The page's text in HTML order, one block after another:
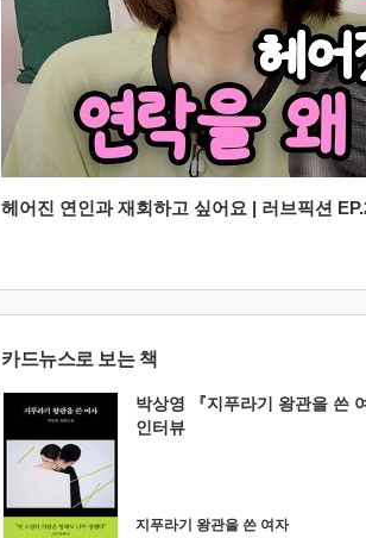
헤어진 연인과 재회하고 싶어요 | 러브픽션
카드뉴스로 보는 책
박상영 『지푸라기 왕관을 쓴
인터뷰
지푸라기 왕관을 쓴 여자